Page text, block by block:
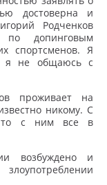
достоверна и
Родченков
по допинговым
спортсменов. Я
я не общаюсь с
проживает на
никому. С
что с ним все в
возбуждено и